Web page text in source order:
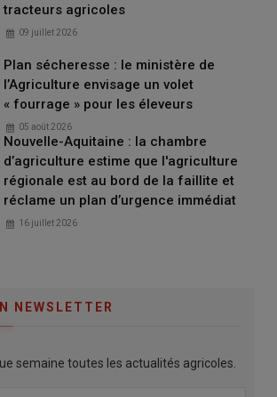
tracteurs agricoles
09 juillet 2026
Plan sécheresse : le ministère de
l’Agriculture envisage un volet
« fourrage » pour les éleveurs
05 août 2026
Nouvelle-Aquitaine : la chambre
d’agriculture estime que l'agriculture
régionale est au bord de la faillite et
réclame un plan d’urgence immédiat
16 juillet 2026
NEWSLETTER
semaine toutes les actualités agricoles.